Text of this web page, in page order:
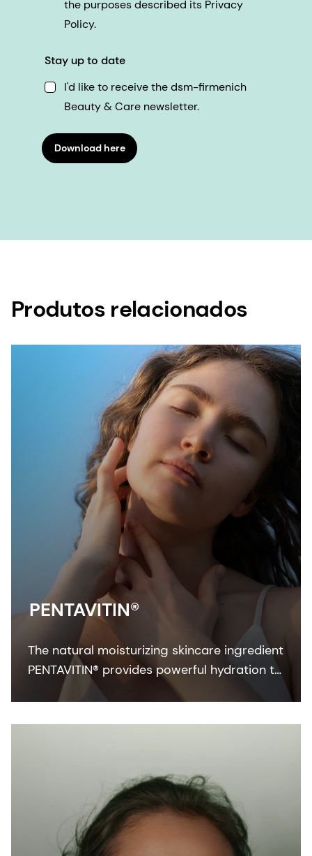
the purposes described its Privacy
Policy.
Stay up to date
I'd like to receive the dsm-firmenich
Beauty & Care newsletter.
Download here
Produtos relacionados
PENTAVITIN®
The natural moisturizing skincare ingredient
PENTAVITIN® provides powerful hydration to
all facial areas, visualized by new facial skin